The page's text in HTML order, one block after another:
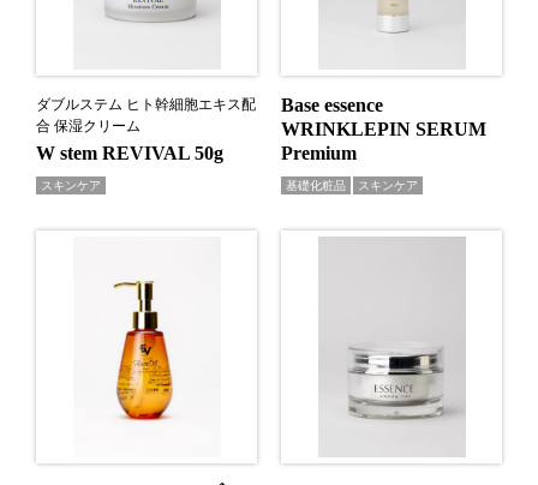
ダブルステム ヒト幹細胞エキス配
合 保湿クリーム
W stem REVIVAL 50g
スキンケア
Base essence
WRINKLEPIN SERUM
Premium
基礎化粧品 スキンケア